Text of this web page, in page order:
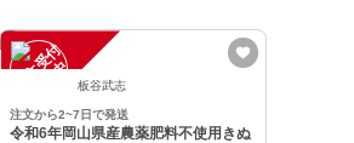
注
文
受
付
停
止
中 板谷武志
注文から2~7日で発送
令和6年岡山県産農薬肥料不使用きぬ